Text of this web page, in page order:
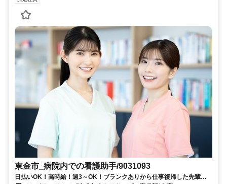
東金市_病院内での看護助手/9031093
日払いOK！高時給！週3～OK！ブランクありから仕事復帰した先輩や